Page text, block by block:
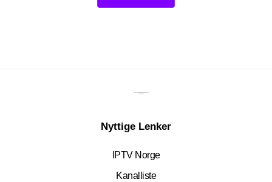
Nyttige Lenker
IPTV Norge
Kanalliste